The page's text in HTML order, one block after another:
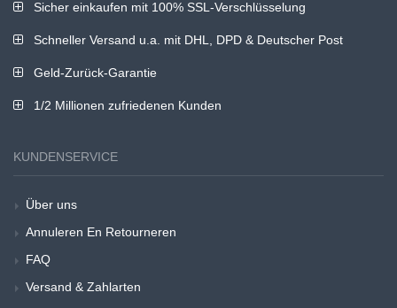
Sicher einkaufen mit 100% SSL-Verschlüsselung
Schneller Versand u.a. mit DHL, DPD & Deutscher Post
Geld-Zurück-Garantie
1/2 Millionen zufriedenen Kunden
KUNDENSERVICE
Über uns
Annuleren En Retourneren
FAQ
Versand & Zahlarten